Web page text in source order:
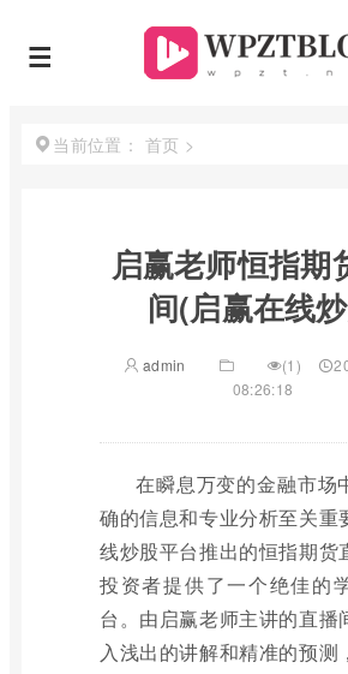
当前位置： 首页 >
启赢老师恒指期
间(启赢在线
admin (1)
08:26:18
在瞬息万变的金融市场
确的信息和专业分析至关重
线炒股平台推出的恒指期货
投资者提供了一个绝佳的
台。由启赢老师主讲的直播
入浅出的讲解和精准的预测